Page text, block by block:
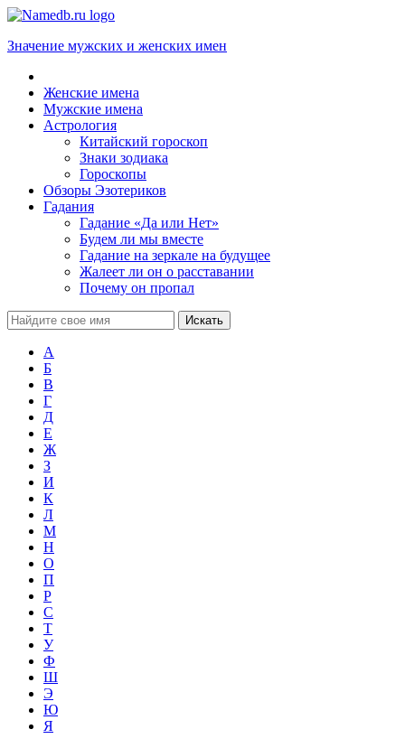
Значение мужских и женских имен
Женские имена
Мужские имена
Астрология
Китайский гороскоп
Знаки зодиака
Гороскопы
Обзоры Эзотериков
Гадания
Гадание «Да или Нет»
Будем ли мы вместе
Гадание на зеркале на будущее
Жалеет ли он о расставании
Почему он пропал
А
Б
В
Г
Д
Е
Ж
З
И
К
Л
М
Н
О
П
Р
С
Т
У
Ф
Ш
Э
Ю
Я